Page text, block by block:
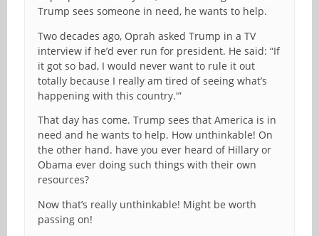
Trump sees someone in need, he wants to help.
Two decades ago, Oprah asked Trump in a TV
interview if he’d ever run for president. He said: “If
it got so bad, I would never want to rule it out
totally because I really am tired of seeing what’s
happening with this country.'”
That day has come. Trump sees that America is in
need and he wants to help. How unthinkable! On
the other hand. have you ever heard of Hillary or
Obama ever doing such things with their own
resources?
Now that’s really unthinkable! Might be worth
passing on!